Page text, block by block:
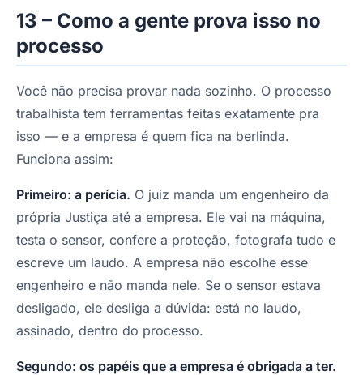
13 – Como a gente prova isso no
processo
Você não precisa provar nada sozinho. O processo
trabalhista tem ferramentas feitas exatamente pra
isso — e a empresa é quem fica na berlinda.
Funciona assim:
Primeiro: a perícia. O juiz manda um engenheiro da
própria Justiça até a empresa. Ele vai na máquina,
testa o sensor, confere a proteção, fotografa tudo e
escreve um laudo. A empresa não escolhe esse
engenheiro e não manda nele. Se o sensor estava
desligado, ele desliga a dúvida: está no laudo,
assinado, dentro do processo.
Segundo: os papéis que a empresa é obrigada a ter.